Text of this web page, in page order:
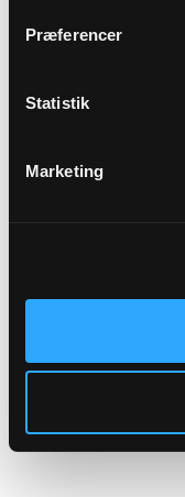
Præferencer
Statistik
Marketing